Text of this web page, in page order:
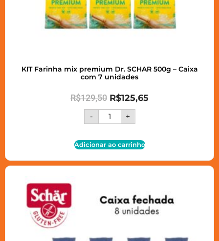
KIT Farinha mix premium Dr. SCHAR 500g – Caixa
com 7 unidades
R$129,50 R$125,65
- +
Adicionar ao carrinho